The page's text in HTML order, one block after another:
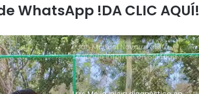
WhatsApp !DA CLIC AQUÍ!
segundo informe en Soledad y
destaca coordinación con
Gobierno del Estado
Luis Mejía inicia diagnóstico en
Parques Tangamanga y defiende